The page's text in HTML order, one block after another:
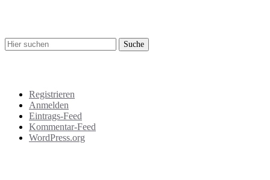
Registrieren
Anmelden
Eintrags-Feed
Kommentar-Feed
WordPress.org